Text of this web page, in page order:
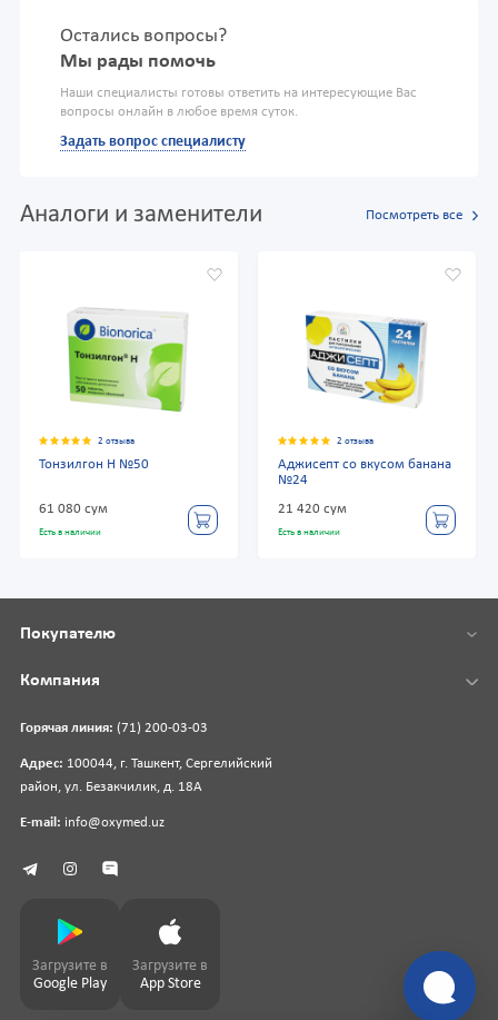
Остались вопросы?
Мы рады помочь
Наши специалисты готовы ответить на интересующие Вас
вопросы онлайн в любое время суток.
Задать вопрос специалисту
Аналоги и заменители Посмотреть все
2 отзыва
Тонзилгон Н №50
61 080 сум
Есть в наличии
2 отзыва
Аджисепт со вкусом банана
№24
21 420 сум
Есть в наличии
Горячая линия: (71) 200-03-03
Адрес: 100044, г. Ташкент, Сергелийский
район, ул. Безакчилик, д. 18А
E-mail: info@oxymed.uz
Покупателю
Компания
Загрузите в
Google Play
Загрузите в
App Store